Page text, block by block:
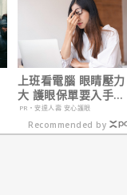
上班看電腦 眼睛壓力
大 護眼保單要入手
【安心護眼定期眼睛
險】
PR・安達人壽 安心護眼
Recommended by